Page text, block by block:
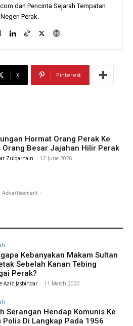
dan Pencinta Sejarah Tempatan
Negeri Perak.
X Pinterest
Hormat Orang Perak Ke
Orang Besar Jajahan Hilir Perak
Zulqarnain - 12 June 2026
Advertisement -
Kebanyakan Makam Sultan
Sebelah Kanan Tebing
Perak?
Aziz Jasbindar - 11 March 2020
Serangan Hendap Komunis Ke
Polis Di Langkap Pada 1956